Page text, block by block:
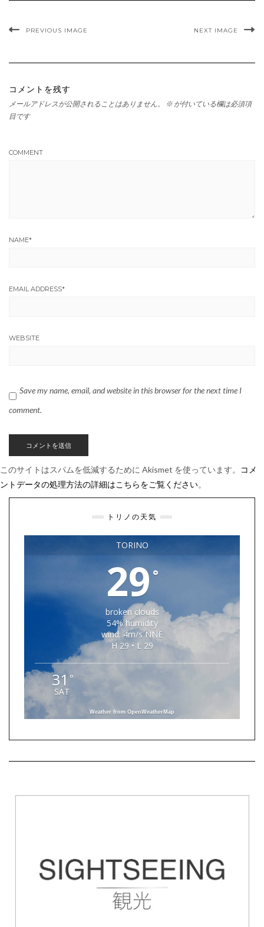
PREVIOUS IMAGE NEXT IMAGE
コメントを残す
メールアドレスが公開されることはありません。 ※ が付いている欄は必須項
目です
COMMENT
NAME*
EMAIL ADDRESS*
WEBSITE
Save my name, email, and website in this browser for the next time I
comment.
このサイトはスパムを低減するために Akismet を使っています。
コメ
ントデータの処理方法の詳細はこちらをご覧ください。
トリノの天気
TORINO
29 °
broken clouds
54% humidity
wind: 4m/s NNE
H 29 • L 29
31 °
SAT
Weather from OpenWeatherMap